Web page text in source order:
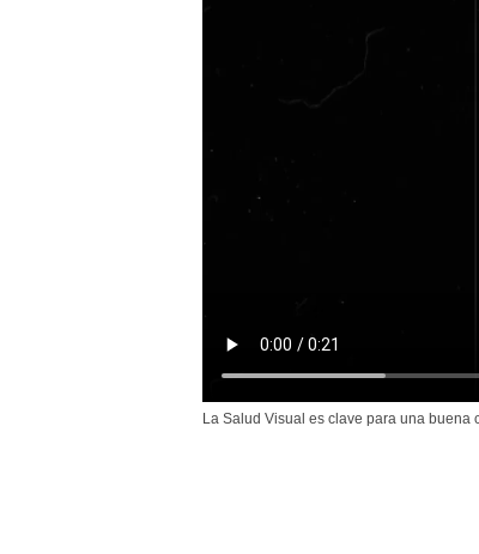
La Salud Visual es clave para una